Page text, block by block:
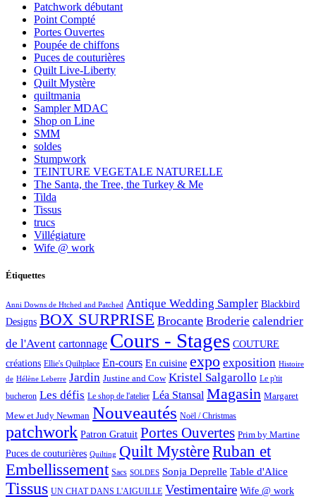
Patchwork débutant
Point Compté
Portes Ouvertes
Poupée de chiffons
Puces de couturières
Quilt Live-Liberty
Quilt Mystère
quiltmania
Sampler MDAC
Shop on Line
SMM
soldes
Stumpwork
TEINTURE VEGETALE NATURELLE
The Santa, the Tree, the Turkey & Me
Tilda
Tissus
trucs
Villégiature
Wife @ work
Étiquettes
Anni Downs de Htched and Patched Antique Wedding Sampler Blackbird
Designs BOX SURPRISE Brocante Broderie calendrier
de l'Avent cartonnage Cours - Stages COUTURE
créations Ellie's Quiltplace En-cours En cuisine expo exposition Histoire
de Hélène Leberre Jardin Justine and Cow Kristel Salgarollo Le p'tit
bucheron Les défis Le shop de l'atelier Léa Stansal Magasin Margaret
Mew et Judy Newman Nouveautés Noël / Christmas
patchwork Patron Gratuit Portes Ouvertes Prim by Martine
Puces de couturières Quilting Quilt MystèreRuban et
Embellissement Sacs SOLDES Sonja Deprelle Table d'Alice
Tissus UN CHAT DANS L'AIGUILLE Vestimentaire Wife @ work